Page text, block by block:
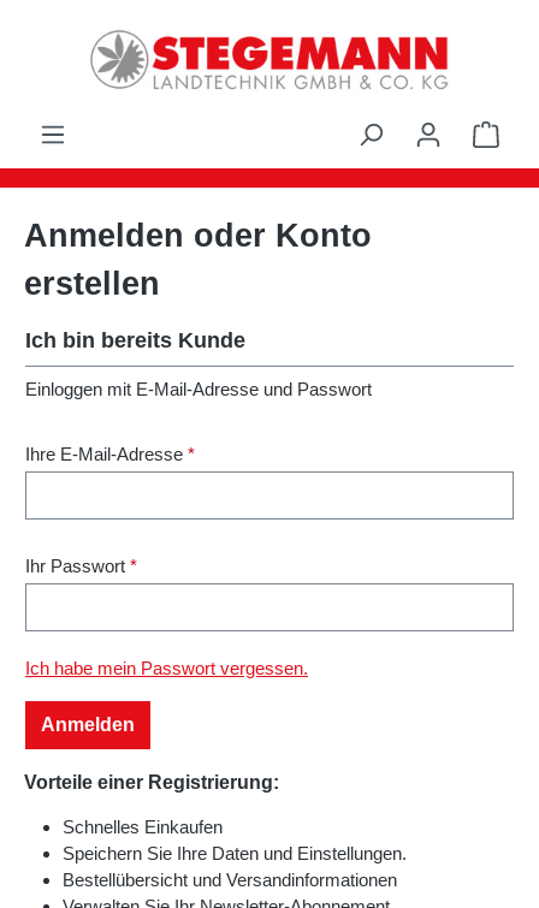
Zum Hauptinhalt springen
Anmelden oder Konto
erstellen
Ich bin bereits Kunde
Einloggen mit E-Mail-Adresse und Passwort
Ihre E-Mail-Adresse *
Ihr Passwort *
Ich habe mein Passwort vergessen.
Anmelden
Vorteile einer Registrierung:
Schnelles Einkaufen
Speichern Sie Ihre Daten und Einstellungen.
Bestellübersicht und Versandinformationen